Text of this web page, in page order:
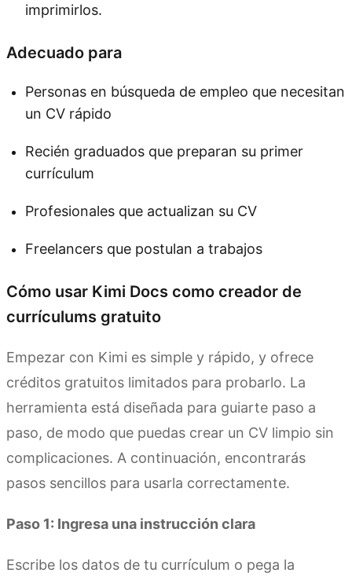
imprimirlos.
Adecuado para
Personas en búsqueda de empleo que necesitan
un CV rápido
Recién graduados que preparan su primer
currículum
Profesionales que actualizan su CV
Freelancers que postulan a trabajos
Cómo usar Kimi Docs como creador de
currículums gratuito
Empezar con Kimi es simple y rápido, y ofrece
créditos gratuitos limitados para probarlo. La
herramienta está diseñada para guiarte paso a
paso, de modo que puedas crear un CV limpio sin
complicaciones. A continuación, encontrarás
pasos sencillos para usarla correctamente.
Paso 1: Ingresa una instrucción clara
Escribe los datos de tu currículum o pega la